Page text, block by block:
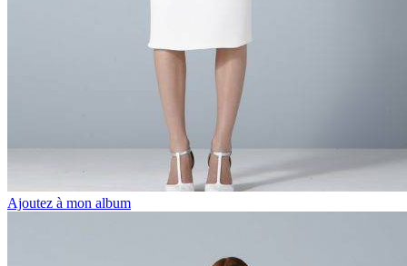
Ajoutez à mon album